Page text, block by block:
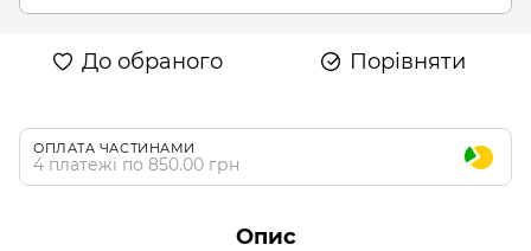
До обраного Порівняти
ОПЛАТА ЧАСТИНАМИ
4 платежі по 850.00 грн
Опис